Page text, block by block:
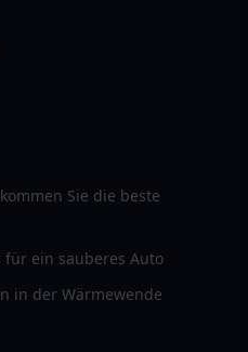
Sie die beste
ein sauberes Auto
in der Wärmewende